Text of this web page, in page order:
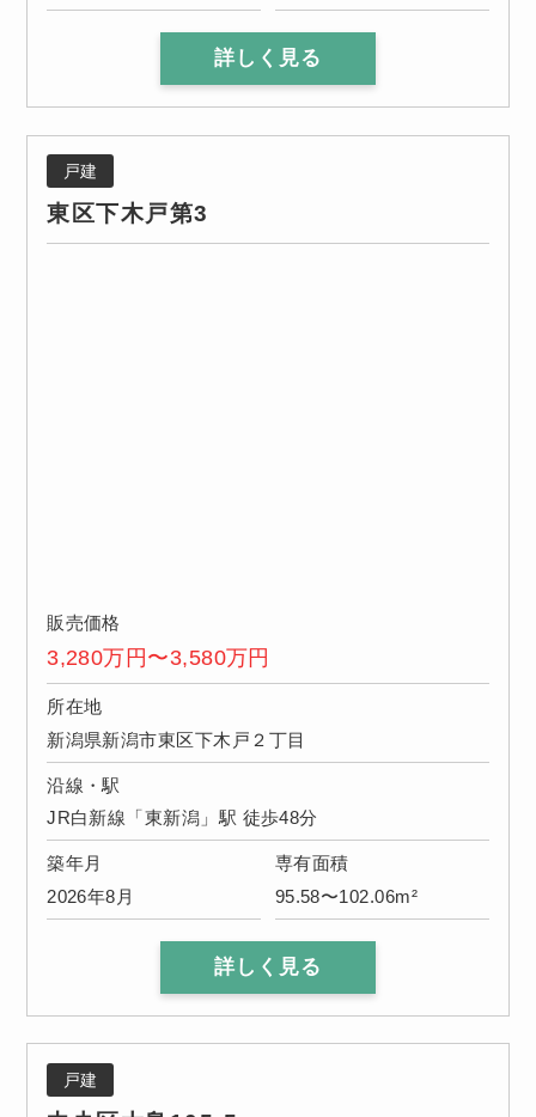
詳しく見る
戸建
東区下木戸第3
販売価格
3,280万円〜3,580万円
所在地
新潟県新潟市東区下木戸２丁目
沿線・駅
JR白新線「東新潟」駅 徒歩48分
築年月
2026年8月
専有面積
95.58〜102.06m²
詳しく見る
戸建